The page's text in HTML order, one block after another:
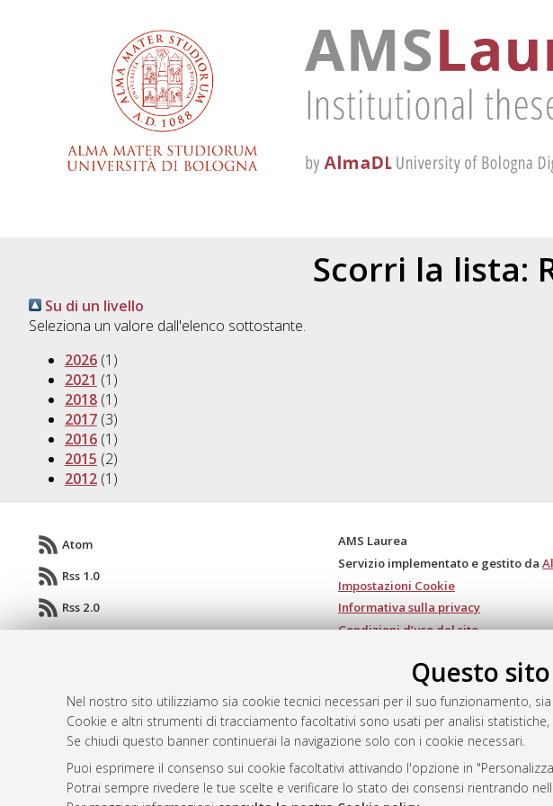
Questo
Nel nostro sito utilizziamo sia cookie tecnici necessari per il suo funzionamento,
Cookie e altri strumenti di tracciamento facoltativi sono usati per analisi
Se chiudi questo banner continuerai la navigazione solo con i cookie necessari.
Puoi esprimere il consenso sui cookie facoltativi attivando l'opzione in
Potrai sempre rivedere le tue scelte e verificare lo stato dei consensi rientrando
Scorri la lista:
Su di un livello
Seleziona un valore dall'elenco sottostante.
2026(1)
2021 (1)
2018(1)
2017(3)
2016(1)
2015 (2)
2012(1)
Atom
Rss 1.0
Rss 2.0
AMS Laurea
Servizio implementato e gestito da
Impostazioni Cookie
Informativa sulla privacy
Condizioni d’uso del sito
© ALMA MATER STUDIORUM - Università di Bologna, 2007-2026.